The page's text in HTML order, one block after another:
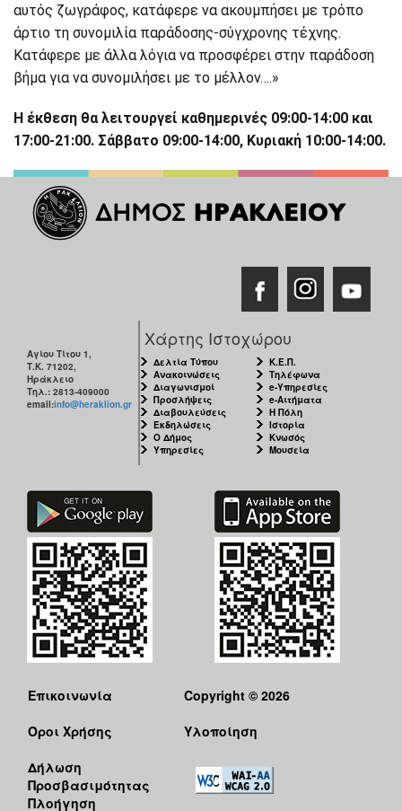
αυτός ζωγράφος, κατάφερε να ακουμπήσει με τρόπο
άρτιο τη συνομιλία παράδοσης-σύγχρονης τέχνης.
Κατάφερε με άλλα λόγια να προσφέρει στην παράδοση
βήμα για να συνομιλήσει με το μέλλον….»
Η έκθεση θα λειτουργεί καθημερινές 09:00-14:00 και
17:00-21:00. Σάββατο 09:00-14:00, Κυριακή 10:00-14:00.
Αγίου Τίτου 1,
Τ.Κ. 71202,
Ηράκλειο
Τηλ.: 2813-409000
email:info@heraklion.gr
Χάρτης Ιστοχώρου
Δελτία Τύπου
Ανακοινώσεις
Διαγωνισμοί
Προσλήψεις
Διαβουλεύσεις
Εκδηλώσεις
Ο Δήμος
Υπηρεσίες
Κ.Ε.Π.
Τηλέφωνα
e-Υπηρεσίες
e-Αιτήματα
Η Πόλη
Ιστορία
Κνωσός
Μουσεία
Επικοινωνία
Όροι Χρήσης
Δήλωση
Προσβασιμότητας
Πλοήγηση
Copyright © 2026
Υλοποίηση